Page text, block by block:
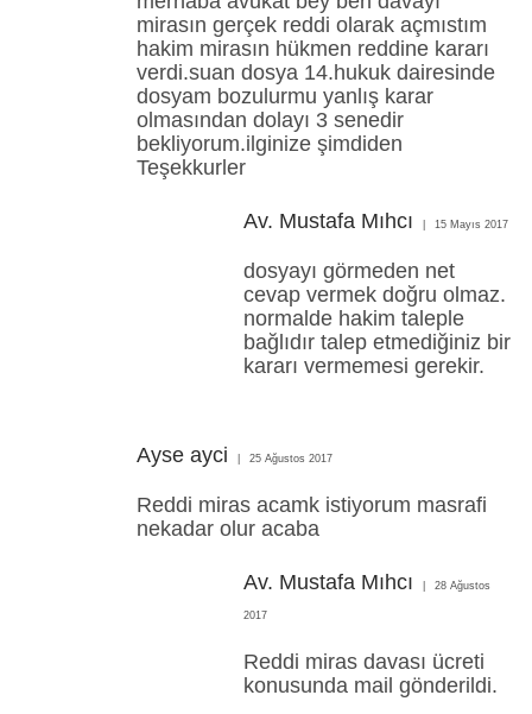
mirasın gerçek reddi olarak açmıstım
hakim mirasın hükmen reddine kararı
verdi.suan dosya 14.hukuk dairesinde
dosyam bozulurmu yanlış karar
olmasından dolayı 3 senedir
bekliyorum.ilginize şimdiden
Teşekkurler
Av. Mustafa Mıhcı 15 Mayıs 2017
dosyayı görmeden net
cevap vermek doğru olmaz.
normalde hakim taleple
bağlıdır talep etmediğiniz bir
kararı vermemesi gerekir.
Ayse ayci 25 Ağustos 2017
Reddi miras acamk istiyorum masrafi
nekadar olur acaba
Av. Mustafa Mıhcı 28 Ağustos
2017
Reddi miras davası ücreti
konusunda mail gönderildi.